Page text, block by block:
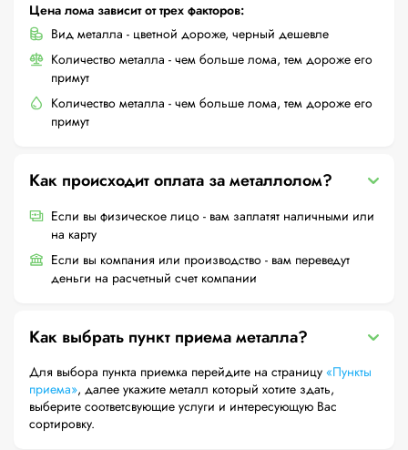
Цена лома зависит от трех факторов:
Вид металла - цветной дороже, черный дешевле
Количество металла - чем больше лома, тем дороже его
примут
Количество металла - чем больше лома, тем дороже его
примут
Как происходит оплата за металлолом?
Если вы физическое лицо - вам заплатят наличными или
на карту
Если вы компания или производство - вам переведут
деньги на расчетный счет компании
Как выбрать пункт приема металла?
Для выбора пункта приемка перейдите на страницу «Пункты
приема», далее укажите металл который хотите здать,
выберите соответсвующие услуги и интересующую Вас
сортировку.